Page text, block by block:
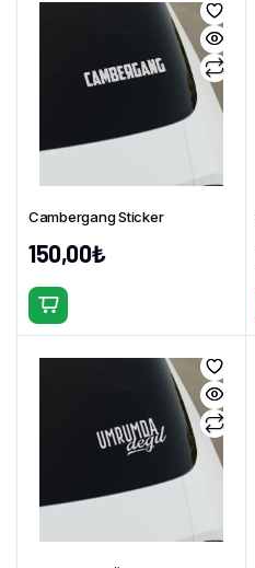
varyasyonu
ürün
Cambergang Sticker
150,00₺
Bu
ürünün
varyasyonu
ürün